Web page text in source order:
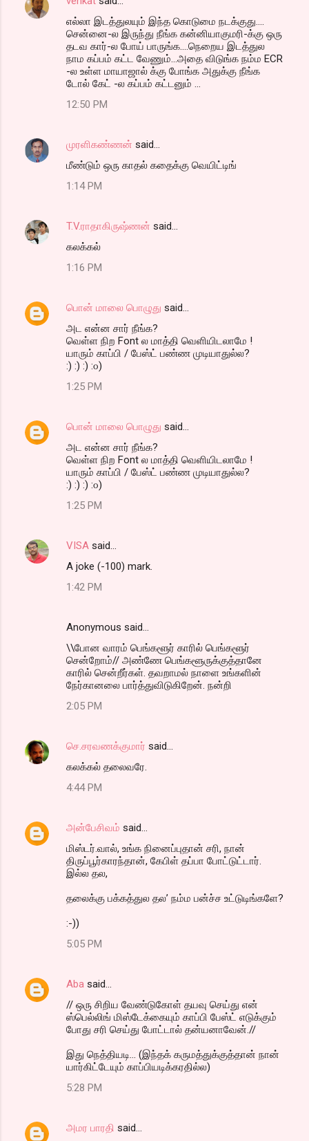
எல்லா இடத்துலயும் இந்த கொடுமை நடக்குது....
சென்னை-ல இருந்து நீங்க கன்னியாகுமரி-க்கு ஒரு
தடவ கார்-ல போய் பாருங்க....நெறைய இடத்துல
நாம கப்பம் கட்ட வேணும்...அதை விடுங்க நம்ம ECR
-ல உள்ள மாயாஜால் க்கு போங்க அதுக்கு நீங்க
டோல் கேட் -ல கப்பம் கட்டனும் ...
12:50 PM
முரளிகண்ணன் said…
மீண்டும் ஒரு காதல் கதைக்கு வெயிட்டிங்
1:14 PM
T.V.ராதாகிருஷ்ணன் said…
கலக்கல்
1:16 PM
பொன் மாலை பொழுது said…
அட என்ன சார் நீங்க?
வெள்ள நிற Font ல மாத்தி வெளியிடலாமே !
யாரும் காப்பி / பேஸ்ட் பண்ண முடியாதுல்ல?
:) :) :) :௦)
1:25 PM
பொன் மாலை பொழுது said…
அட என்ன சார் நீங்க?
வெள்ள நிற Font ல மாத்தி வெளியிடலாமே !
யாரும் காப்பி / பேஸ்ட் பண்ண முடியாதுல்ல?
:) :) :) :௦)
1:25 PM
VISA said…
A joke (-100) mark.
1:42 PM
Anonymous said…
\\போன வாரம் பெங்களூர் காரில் பெங்களூர்
சென்றோம்// அண்ணே பெங்களூருக்குத்தானே
காரில் சென்றீர்கள். தவறாமல் நாளை உங்களின்
நேர்கானலை பார்த்துவிடுகிறேன். நன்றி
2:05 PM
செ.சரவணக்குமார் said…
கலக்கல் தலைவரே.
4:44 PM
அன்பேசிவம் said…
மிஸ்டர்.வால், உங்க நினைப்புதான் சரி, நான்
திருப்பூர்காரந்தான், கேபிள் தப்பா போட்டுட்டார்.
இல்ல தல,
தலைக்கு பக்கத்துல தல’ நம்ம பன்ச்ச உட்டுடிங்களே?
:-))
5:05 PM
Aba said…
// ஒரு சிறிய வேண்டுகோள் தயவு செய்து என்
ஸ்பெல்லிங் மிஸ்டேக்கையும் காப்பி பேஸ்ட் எடுக்கும்
போது சரி செய்து போட்டால் தன்யனாவேன்.//
இது நெத்தியடி... (இந்தக் கருமத்துக்குத்தான் நான்
யார்கிட்டேயும் காப்பியடிக்கரதில்ல)
5:28 PM
அமர பாரதி said…